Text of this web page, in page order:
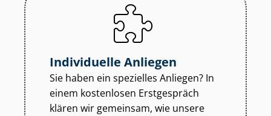
Individuelle Anliegen
Sie haben ein spezielles Anliegen? In
einem kostenlosen Erstgespräch
klären wir gemeinsam, wie unsere